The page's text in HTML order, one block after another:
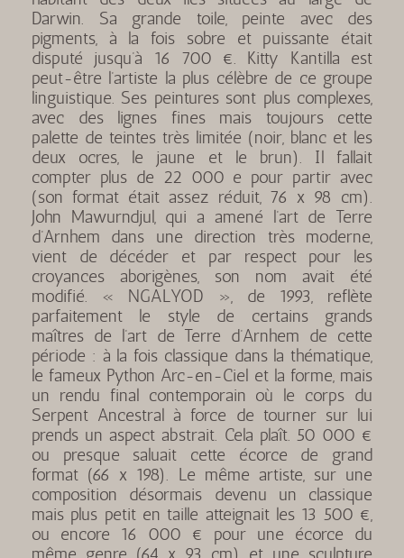
Darwin. Sa grande toile, peinte avec des
pigments, à la fois sobre et puissante était
disputé jusqu’à 16 700 €. Kitty Kantilla est
peut-être l’artiste la plus célèbre de ce groupe
linguistique. Ses peintures sont plus complexes,
avec des lignes fines mais toujours cette
palette de teintes très limitée (noir, blanc et les
deux ocres, le jaune et le brun). Il fallait
compter plus de 22 000 e pour partir avec
(son format était assez réduit, 76 x 98 cm).
John Mawurndjul, qui a amené l’art de Terre
d’Arnhem dans une direction très moderne,
vient de décéder et par respect pour les
croyances aborigènes, son nom avait été
modifié. « NGALYOD », de 1993, reflète
parfaitement le style de certains grands
maîtres de l’art de Terre d’Arnhem de cette
période : à la fois classique dans la thématique,
le fameux Python Arc-en-Ciel et la forme, mais
un rendu final contemporain où le corps du
Serpent Ancestral à force de tourner sur lui
prends un aspect abstrait. Cela plaît. 50 000 €
ou presque saluait cette écorce de grand
format (66 x 198). Le même artiste, sur une
composition désormais devenu un classique
mais plus petit en taille atteignait les 13 500 €,
ou encore 16 000 € pour une écorce du